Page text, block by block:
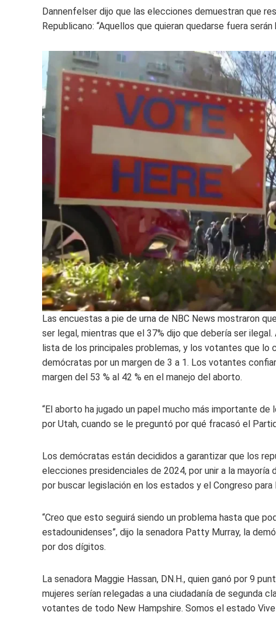
Dannenfelser dijo que las elecciones demuestran que
Republicano: “Aquellos que quieran quedarse fuera
Las encuestas a pie de urna de NBC News mostraron
ser legal, mientras que el 37% dijo que debería ser
lista de los principales problemas, y los votantes que lo
demócratas por un margen de 3 a 1. Los votantes
margen del 53 % al 42 % en el manejo del aborto.
“El aborto ha jugado un papel mucho más importante
por Utah, cuando se le preguntó por qué fracasó el
Los demócratas están decididos a garantizar que los
elecciones presidenciales de 2024, por unir a la
por buscar legislación en los estados y el Congreso
“Creo que esto seguirá siendo un problema hasta que
estadounidenses”, dijo la senadora Patty Murray, la
por dos dígitos.
La senadora Maggie Hassan, DN.H., quien ganó por 9
mujeres serían relegadas a una ciudadanía de segunda
votantes de todo New Hampshire. Somos el estado